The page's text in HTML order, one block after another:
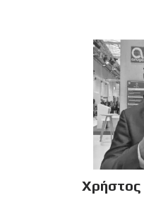
Χρήστος